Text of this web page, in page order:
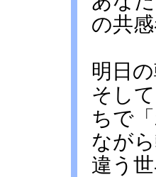
の共
明日
そし
ちで
なが
違う